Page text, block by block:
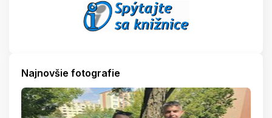
Najnovšie fotografie